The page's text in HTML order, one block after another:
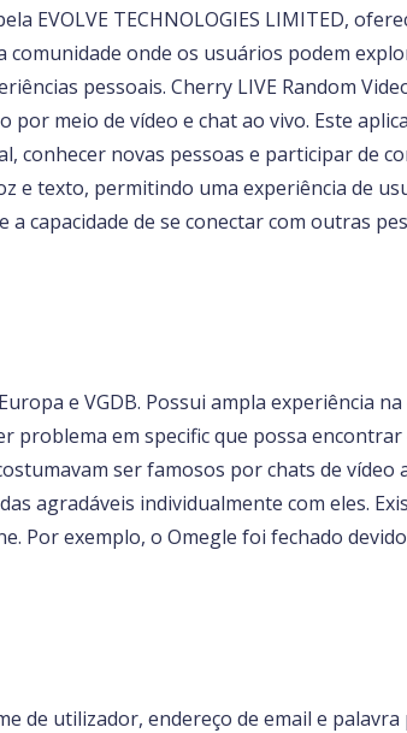
EVOLVE TECHNOLOGIES LIMITED,
comunidade onde os usuários podem
pessoais. Cherry LIVE Random
meio de vídeo e chat ao vivo. Este
conhecer novas pessoas e participar de
e texto, permitindo uma experiência de
capacidade de se conectar com outras
e VGDB. Possui ampla experiência
problema em specific que possa
ser famosos por chats de vídeo
agradáveis individualmente com eles.
Por exemplo, o Omegle foi fechado
de utilizador, endereço de email e palavra